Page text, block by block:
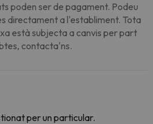
poden ser de pagament. Podeu
directament a l'establiment. Tota
està subjecta a canvis per part
contacta'ns.
per un particular.